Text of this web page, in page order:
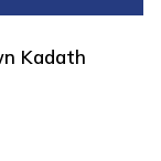
Kadath